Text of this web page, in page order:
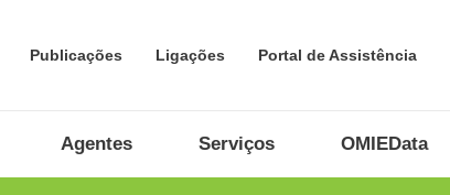
Publicações Ligações Portal de Assistência
Agentes Serviços OMIEData